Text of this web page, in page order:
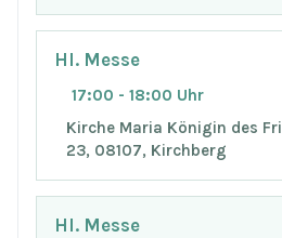
Hl. Messe
17:00 - 18:00 Uhr
Kirche Maria Königin des
23, 08107, Kirchberg
Hl. Messe